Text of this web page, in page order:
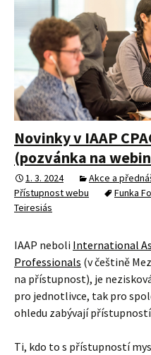
Novinky v IAAP
(pozvánka na
1. 3. 2024 Akce a
Přístupnost webu
Funka
Teiresiás
IAAP neboli International
Professionals (v češtině
na přístupnost), je
pro jednotlivce, tak pro
ohledu zabývají
Ti, kdo to s přístupností